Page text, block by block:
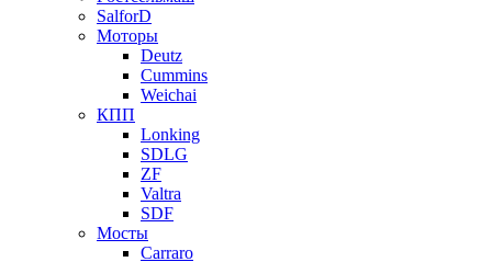
SalforD
Моторы
Deutz
Cummins
Weichai
КПП
Lonking
SDLG
ZF
Valtra
SDF
Мосты
Carraro